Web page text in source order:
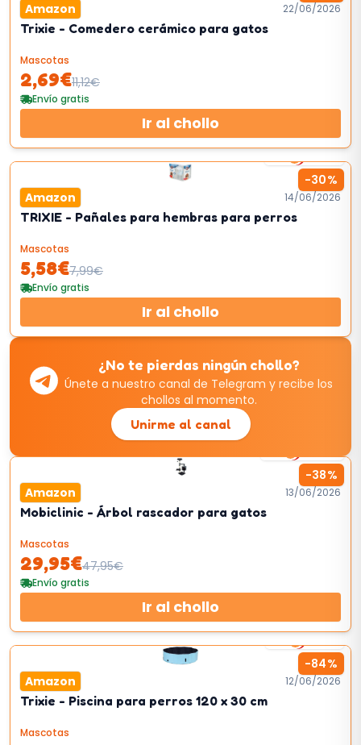
Amazon 22/06/2026
Trixie - Comedero cerámico para gatos
Mascotas
2,69€11,12€
Envío gratis
Ir al chollo
-30%
4km/h
Amazon 14/06/2026
TRIXIE - Pañales para hembras para perros
Mascotas
5,58€7,99€
Envío gratis
Ir al chollo
¿No te pierdas ningún chollo?
Únete a nuestro canal de Telegram y recibe los
chollos al momento.
Unirme al canal
-38%
Amazon 13/06/2026
Mobiclinic - Árbol rascador para gatos
Mascotas
29,95€47,95€
Envío gratis
Ir al chollo
-84%
2km/h
Amazon 12/06/2026
Trixie - Piscina para perros 120 x 30 cm
Mascotas